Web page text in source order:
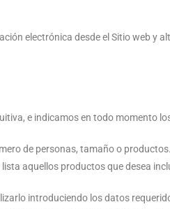
electrónica desde el Sitio web y
e indicamos en todo momento
de personas, tamaño o
aquellos productos que desea
introduciendo los datos